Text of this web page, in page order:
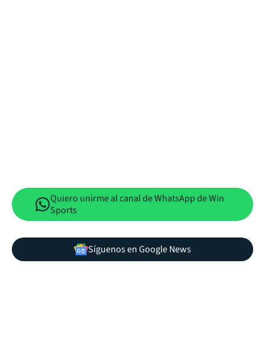
Quiero unirme al canal de WhatsApp de Win
Sports
Síguenos en Google News